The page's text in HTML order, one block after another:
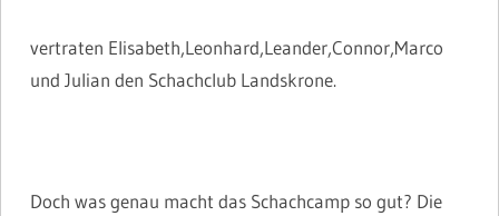
vertraten Elisabeth,Leonhard,Leander,Connor,Marco
und Julian den Schachclub Landskrone.
Doch was genau macht das Schachcamp so gut? Die